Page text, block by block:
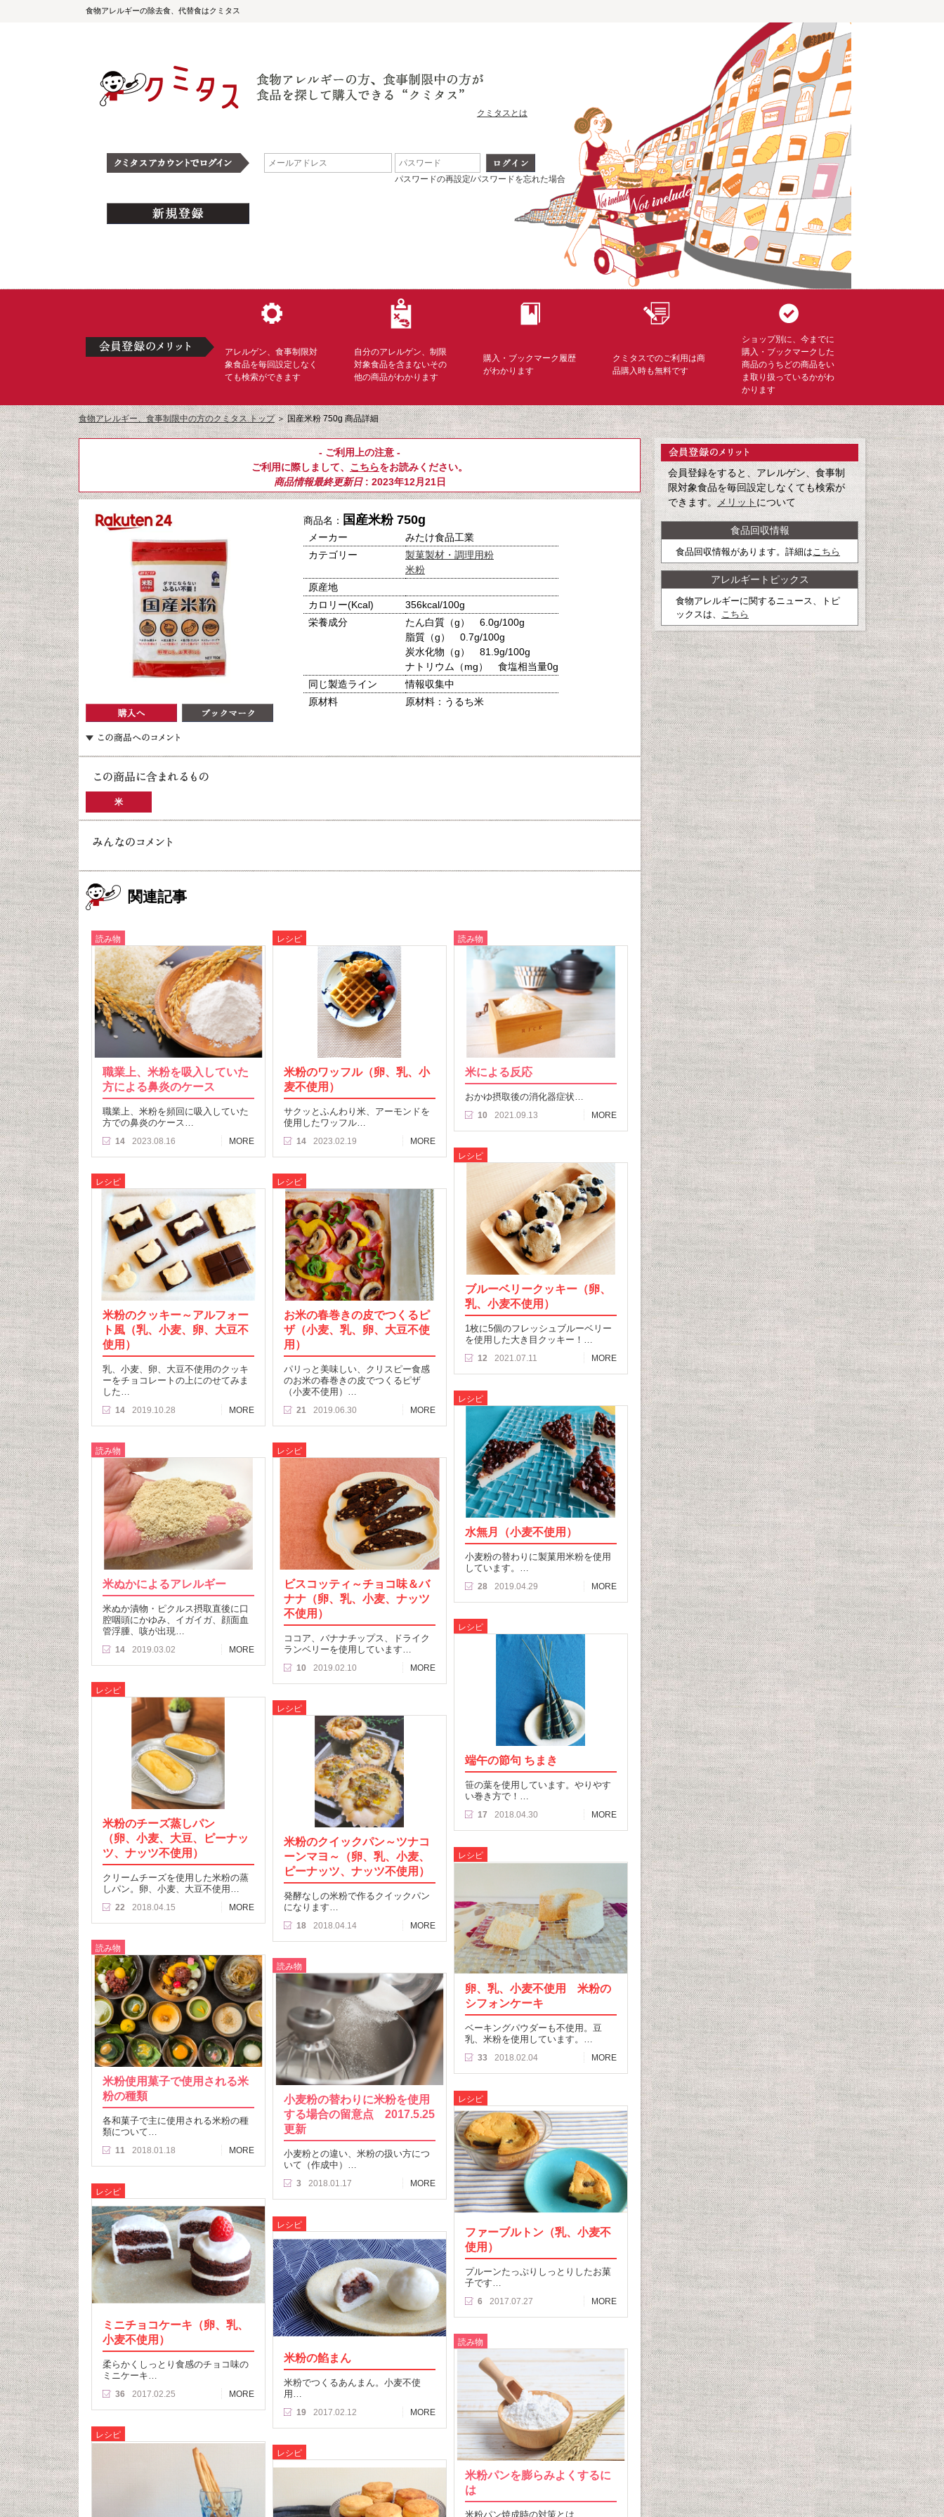
食物アレルギーの除去食、代替食はクミタス
クミタスとは
パスワードの再設定/パスワードを忘れた場合
アレルゲン、食事制限対
象食品を毎回設定しなく
ても検索ができます
自分のアレルゲン、制限
対象食品を含まないその
他の商品がわかります
購入・ブックマーク履歴
がわかります
クミタスでのご利用は商
品購入時も無料です
ショップ別に、今までに
購入・ブックマークした
商品のうちどの商品をい
ま取り扱っているかがわ
かります
食物アレルギー、食事制限中の方のクミタス トップ＞国産米粉 750g 商品詳細
- ご利用上の注意 -
ご利用に際しまして、 こちらをお読みください。
商品情報最終更新日: 2023年12月21日
商品名： 国産米粉 750g
メーカー
みたけ食品工業
カテゴリー
製菓製材・調理用粉
米粉
原産地
カロリー(Kcal)
356kcal/100g
栄養成分
たん白質（g） 6.0g/100g
脂質（g） 0.7g/100g
炭水化物（g） 81.9g/100g
ナトリウム（mg） 食塩相当量0g
同じ製造ライン
情報収集中
原材料
原材料：うるち米
米
関連記事
読み物
職業上、米粉を吸入していた
方による鼻炎のケース
職業上、米粉を頻回に吸入していた
方での鼻炎のケース…
14 2023.08.16 MORE
レシピ
米粉のワッフル（卵、乳、小
麦不使用）
サクッとふんわり米、アーモンドを
使用したワッフル…
14 2023.02.19 MORE
読み物
米による反応
おかゆ摂取後の消化器症状…
10 2021.09.13 MORE
レシピ
ブルーベリークッキー（卵、
乳、小麦不使用）
1枚に5個のフレッシュブルーベリー
を使用した大き目クッキー！…
12 2021.07.11 MORE
レシピ
米粉のクッキー～アルフォー
ト風（乳、小麦、卵、大豆不
使用）
乳、小麦、卵、大豆不使用のクッキ
ーをチョコレートの上にのせてみま
した…
14 2019.10.28 MORE
レシピ
お米の春巻きの皮でつくるピ
ザ（小麦、乳、卵、大豆不使
用）
パリっと美味しい、クリスピー食感
のお米の春巻きの皮でつくるピザ
（小麦不使用）…
21 2019.06.30 MORE
レシピ
水無月（小麦不使用）
小麦粉の替わりに製菓用米粉を使用
しています。…
28 2019.04.29 MORE
読み物
米ぬかによるアレルギー
米ぬか漬物・ピクルス摂取直後に口
腔咽頭にかゆみ、イガイガ、顔面血
管浮腫、咳が出現…
14 2019.03.02 MORE
レシピ
ビスコッティ～チョコ味＆バ
ナナ（卵、乳、小麦、ナッツ
不使用）
ココア、バナナチップス、ドライク
ランベリーを使用しています…
10 2019.02.10 MORE
レシピ
端午の節句 ちまき
笹の葉を使用しています。やりやす
い巻き方で！…
17 2018.04.30 MORE
レシピ
米粉のチーズ蒸しパン
（卵、小麦、大豆、ピーナッ
ツ、ナッツ不使用）
クリームチーズを使用した米粉の蒸
しパン。卵、小麦、大豆不使用…
22 2018.04.15 MORE
レシピ
米粉のクイックパン～ツナコ
ーンマヨ～（卵、乳、小麦、
ピーナッツ、ナッツ不使用）
発酵なしの米粉で作るクイックパン
になります…
18 2018.04.14 MORE
レシピ
卵、乳、小麦不使用 米粉の
シフォンケーキ
ベーキングパウダーも不使用。豆
乳、米粉を使用しています。…
33 2018.02.04 MORE
読み物
米粉使用菓子で使用される米
粉の種類
各和菓子で主に使用される米粉の種
類について…
11 2018.01.18 MORE
読み物
小麦粉の替わりに米粉を使用
する場合の留意点 2017.5.25
更新
小麦粉との違い、米粉の扱い方につ
いて（作成中）…
3 2018.01.17 MORE
レシピ
ファーブルトン（乳、小麦不
使用）
プルーンたっぷりしっとりしたお菓
子です…
6 2017.07.27 MORE
レシピ
ミニチョコケーキ（卵、乳、
小麦不使用）
柔らかくしっとり食感のチョコ味の
ミニケーキ…
36 2017.02.25 MORE
レシピ
米粉の餡まん
米粉でつくるあんまん。小麦不使
用…
19 2017.02.12 MORE
読み物
米粉パンを膨らみよくするに
は
米粉パン焼成時の対策とは…
レシピ
レシピ
会員登録をすると、アレルゲン、食事制
限対象食品を毎回設定しなくても検索が
できます。メリットについて
食品回収情報
食品回収情報があります。詳細は こちら
アレルギートピックス
食物アレルギーに関するニュース、トピ
ックスは、
こちら